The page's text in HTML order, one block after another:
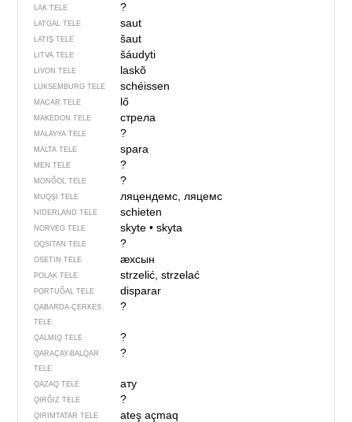
LAK TELE ?
LATGAL TELE saut
LATIŞ TELE šaut
LITVA TELE šáudyti
LIVON TELE laskõ
LUKSEMBURG TELE schéissen
MACAR TELE lő
MAKEDON TELE стрела
MALAYYA TELE ?
MALTA TELE spara
MEN TELE ?
MONĞOL TELE ?
MUQŞI TELE ляцендемс, ляцемс
NIDERLAND TELE schieten
NORVEG TELE skyte• skyta
OQSITAN TELE ?
OSETIN TELE ӕхсын
POLAK TELE strzelić, strzelać
PORTUĞAL TELE disparar
QABARDA-ÇERKES
TELE
?
QALMIQ TELE ?
QARAÇAY-BALQAR
TELE
?
QAZAQ TELE ату
QIRĞIZ TELE ?
QIRIMTATAR TELE ateş açmaq